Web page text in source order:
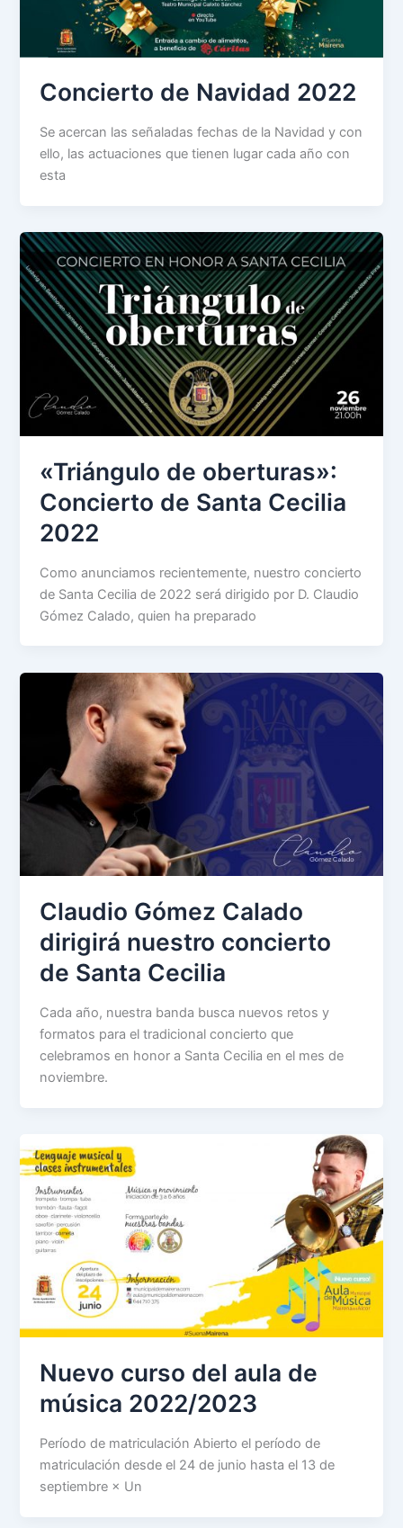
Concierto de Navidad 2022
Se acercan las señaladas fechas de la Navidad y con
ello, las actuaciones que tienen lugar cada año con
esta
«Triángulo de oberturas»:
Concierto de Santa Cecilia
2022
Como anunciamos recientemente, nuestro concierto
de Santa Cecilia de 2022 será dirigido por D. Claudio
Gómez Calado, quien ha preparado
Claudio Gómez Calado
dirigirá nuestro concierto
de Santa Cecilia
Cada año, nuestra banda busca nuevos retos y
formatos para el tradicional concierto que
celebramos en honor a Santa Cecilia en el mes de
noviembre.
Nuevo curso del aula de
música 2022/2023
Período de matriculación Abierto el período de
matriculación desde el 24 de junio hasta el 13 de
septiembre × Un